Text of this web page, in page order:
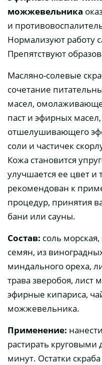
можжевельника
и
Нормализуют работу
Препятствуют
Масляно-солевые
сочетание
масел,
паст и эфирных
отшелушивающего
соли и частичек
Кожа становится
улучшается ее цвет и
рекомендован к
процедур, принятия
бани или сауны.
Состав: соль
семян, из
миндального ореха,
трава зверобоя, лист
эфирные кипариса,
можжевельника.
Применение:
растирать
минут. Остатки